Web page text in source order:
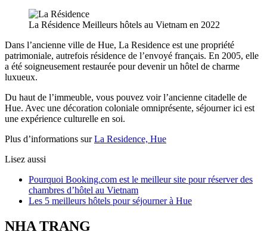
La Résidence Meilleurs hôtels au Vietnam en 2022
Dans l’ancienne ville de Hue, La Residence est une propriété
patrimoniale, autrefois résidence de l’envoyé français. En 2005, elle
a été soigneusement restaurée pour devenir un hôtel de charme
luxueux.
Du haut de l’immeuble, vous pouvez voir l’ancienne citadelle de
Hue. Avec une décoration coloniale omniprésente, séjourner ici est
une expérience culturelle en soi.
Plus d’informations surLa Residence, Hue
Lisez aussi
Pourquoi Booking.com est le meilleur site pour réserver des
chambres d’hôtel au Vietnam
Les 5 meilleurs hôtels pour séjourner à Hue
NHA TRANG